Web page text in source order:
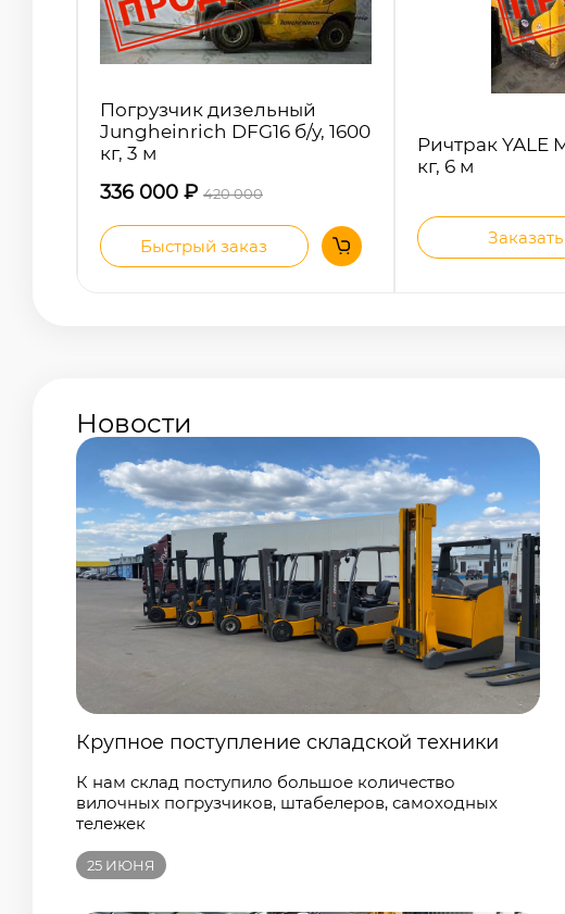
Погрузчик дизельный
Jungheinrich DFG16 б/у, 1600
кг, 3 м
336 000 ₽ 420 000
Быстрый заказ
Ричтрак YALE
кг, 6 м
Заказать
Новости
Крупное поступление складской техники
К нам склад поступило большое количество
вилочных погрузчиков, штабелеров, самоходных
тележек
25 ИЮНЯ